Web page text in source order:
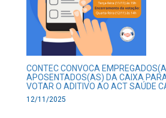
CONTEC CONVOCA
APOSENTADOS(AS) DA CAIXA
VOTAR O ADITIVO AO ACT SAÚDE
12/11/2025